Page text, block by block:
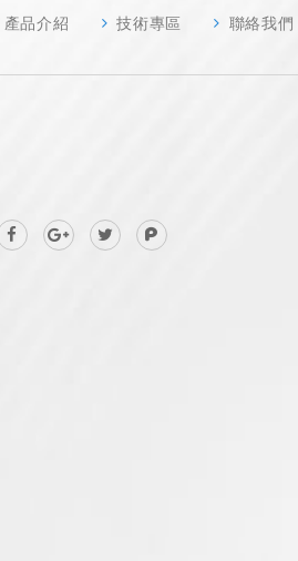
產品介紹 技術專區 聯絡我們